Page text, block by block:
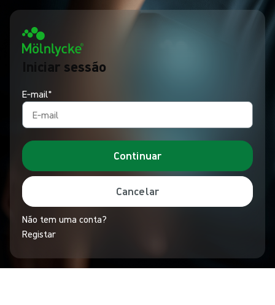
Iniciar sessão
E‑mail*
Continuar
Cancelar
Não tem uma conta?
Registar